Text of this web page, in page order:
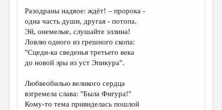
ИЗБРАННОЕ
ДАЙДЖЕСТ
ПРОИЗВЕДЕНИЯ
ПЕРЕВОДЫ
КОНКУРСЫ
ДЕТСКАЯ КОМНАТА
Разодраны надвое: ждёт! – пророка -
одна часть души, другая - потопа.
Эй, онемелые, слушайте эллина!
Ловлю одного из грешного скопа:
"Сцеди-ка сведенья третьего века
до новой эры из уст Эпикура".
Любвеобилью великого сердца
взгремела слава: "Была Фигура!"
Кому-то тема привиделась пошлой